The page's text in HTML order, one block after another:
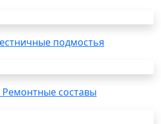
подмостья
Ремонтные составы